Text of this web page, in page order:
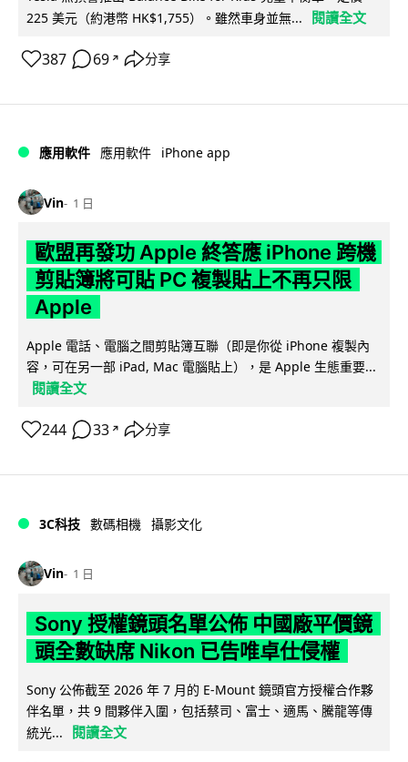
225 美元（約港幣 HK$1,755）。雖然車身並無...
閱讀全文
387 69 ↗ 分享
應用軟件 應用軟件 iPhone app
Vin 1 日
歐盟再發功 Apple 終答應 iPhone 跨機
剪貼簿將可貼 PC 複製貼上不再只限
Apple
Apple 電話、電腦之間剪貼簿互聯（即是你從 iPhone 複製內
容，可在另一部 iPad, Mac 電腦貼上），是 Apple 生態重要...
閱讀全文
244 33 ↗ 分享
3C科技 數碼相機 攝影文化
Vin 1 日
Sony 授權鏡頭名單公佈 中國廠平價鏡
頭全數缺席 Nikon 已告唯卓仕侵權
Sony 公佈截至 2026 年 7 月的 E-Mount 鏡頭官方授權合作夥
伴名單，共 9 間夥伴入圍，包括蔡司、富士、適馬、騰龍等傳
統光...
閱讀全文